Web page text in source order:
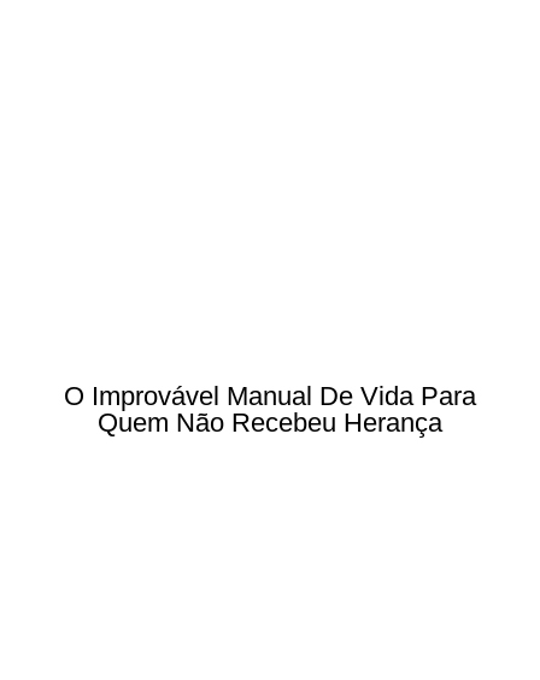
O Improvável Manual De Vida Para
Quem Não Recebeu Herança